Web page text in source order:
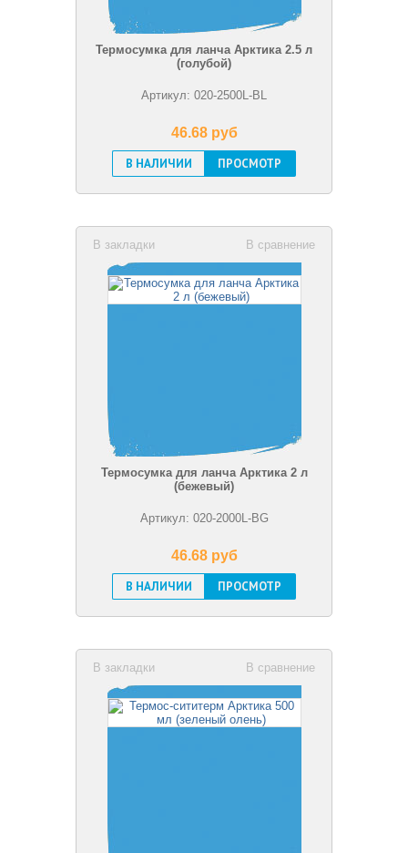
Термосумка для ланча Арктика 2.5 л
(голубой)
Артикул: 020-2500L-BL
46.68 pуб
В НАЛИЧИИ
ПРОСМОТР
В сравнение
В закладки
Термосумка для ланча Арктика 2 л
(бежевый)
Артикул: 020-2000L-BG
46.68 pуб
В НАЛИЧИИ
ПРОСМОТР
В сравнение
В закладки